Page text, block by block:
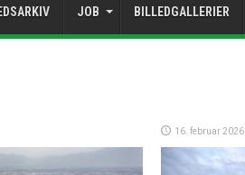
JOB BILLEDGALLERIER
16. februar 2026